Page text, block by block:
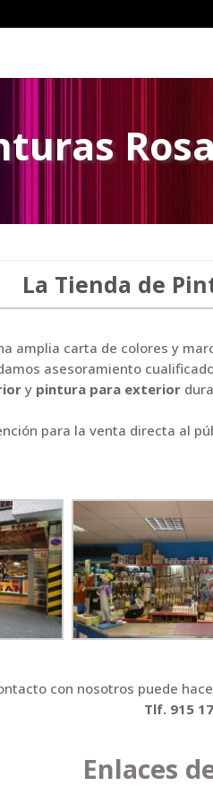
La Tienda de
amplia carta de colores y
asesoramiento
y pintura para exterior
para la venta directa al
con nosotros puede
Tlf. 915
Enlaces